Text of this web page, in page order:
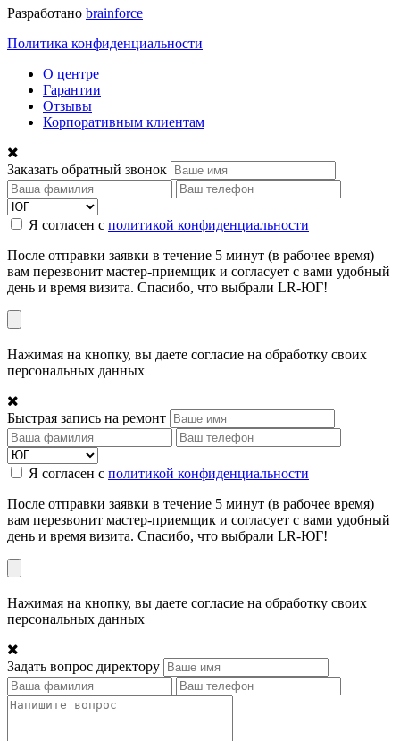
Разработано brainforce
Политика конфиденциальности
О центре
Гарантии
Отзывы
Корпоративным клиентам
Заказать обратный звонок
Я согласен с политикой конфиденциальности
После отправки заявки в течение 5 минут (в рабочее время)
вам перезвонит мастер-приемщик и согласует с вами удобный
день и время визита. Спасибо, что выбрали LR-ЮГ!
Нажимая на кнопку, вы даете согласие на обработку своих
персональных данных
Быстрая запись на ремонт
Я согласен с политикой конфиденциальности
После отправки заявки в течение 5 минут (в рабочее время)
вам перезвонит мастер-приемщик и согласует с вами удобный
день и время визита. Спасибо, что выбрали LR-ЮГ!
Нажимая на кнопку, вы даете согласие на обработку своих
персональных данных
Задать вопрос директору